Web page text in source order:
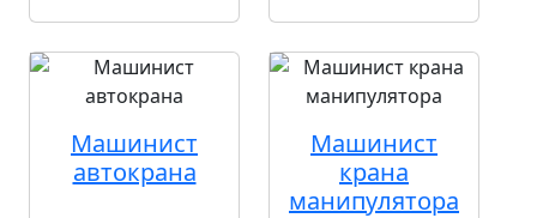
Машинист
автокрана
Машинист
крана
манипулятора